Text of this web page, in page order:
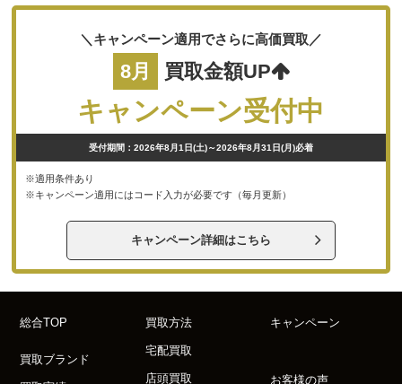
＼キャンペーン適用でさらに高価買取／
8月 買取金額UP
キャンペーン受付中
受付期間：2026年8月1日(土)～2026年8月31日(月)必着
※適用条件あり
※キャンペーン適用にはコード入力が必要です（毎月更新）
キャンペーン詳細はこちら
総合TOP
買取ブランド
買取方法
宅配買取
店頭買取
キャンペーン
お客様の声